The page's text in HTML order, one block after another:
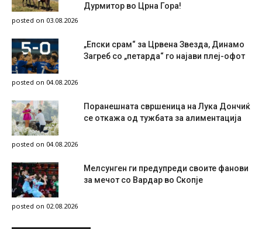
Дурмитор во Црна Гора!
posted on 03.08.2026
„Епски срам“ за Црвена Звезда, Динамо
Загреб со „петарда“ го најави плеј-офот
posted on 04.08.2026
Поранешната свршеница на Лука Дончиќ
се откажа од тужбата за алиментација
posted on 04.08.2026
Мелсунген ги предупреди своите фанови
за мечот со Вардар во Скопје
posted on 02.08.2026